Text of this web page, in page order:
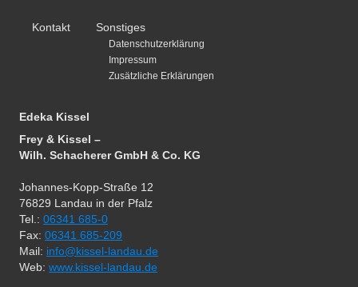
Kontakt Sonstiges
Datenschutzerklärung
Impressum
Zusätzliche Erklärungen
Edeka Kissel
Frey & Kissel –
Wilh. Schacherer GmbH & Co. KG
Johannes-Kopp-Straße 12
76829 Landau in der Pfalz
Tel.: 06341 685-0
Fax: 06341 685-209
Mail: info@kissel-landau.de
Web: www.kissel-landau.de